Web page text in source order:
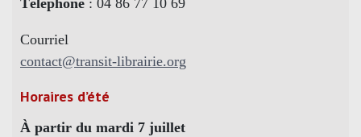
Courriel
contact@transit-librairie.org
Horaires d’été
À partir du mardi 7 juillet